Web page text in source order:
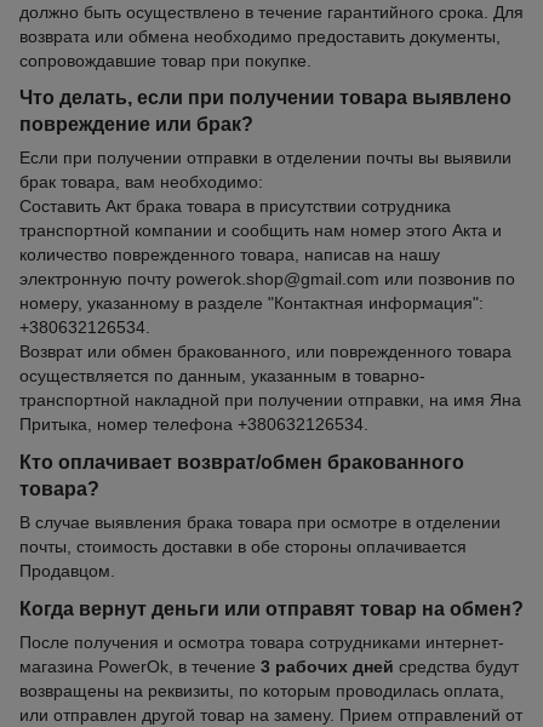
должно быть осуществлено в течение гарантийного срока. Для
возврата или обмена необходимо предоставить документы,
сопровождавшие товар при покупке.
Что делать, если при получении товара выявлено
повреждение или брак?
Если при получении отправки в отделении почты вы выявили
брак товара, вам необходимо:
Составить Акт брака товара в присутствии сотрудника
транспортной компании и сообщить нам номер этого Акта и
количество поврежденного товара, написав на нашу
электронную почту powerok.shop@gmail.com или позвонив по
номеру, указанному в разделе "Контактная информация":
+380632126534.
Возврат или обмен бракованного, или поврежденного товара
осуществляется по данным, указанным в товарно-
транспортной накладной при получении отправки, на имя Яна
Притыка, номер телефона +380632126534.
Кто оплачивает возврат/обмен бракованного
товара?
В случае выявления брака товара при осмотре в отделении
почты, стоимость доставки в обе стороны оплачивается
Продавцом.
Когда вернут деньги или отправят товар на обмен?
После получения и осмотра товара сотрудниками интернет-
магазина PowerOk, в течение 3 рабочих дней средства будут
возвращены на реквизиты, по которым проводилась оплата,
или отправлен другой товар на замену. Прием отправлений от